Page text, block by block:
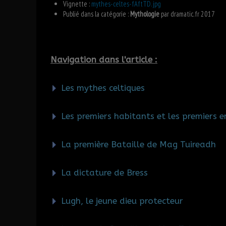
Vignette : mythes-celtes-fAftTD.jpg
Publié dans la catégorie : Mythologie par dramatic.fr 2017
Navigation dans l'article :
Les mythes celtiques
Les premiers habitants et les premiers
La première Bataille de Mag Tuireadh
La dictature de Bress
Lugh, le jeune dieu protecteur